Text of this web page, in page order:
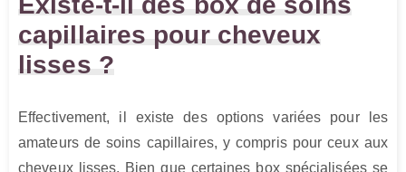
capillaires pour cheveux
lisses ?
Effectivement, il existe des options variées pour les
amateurs de soins capillaires, y compris pour ceux aux
cheveux lisses. Bien que certaines box spécialisées se